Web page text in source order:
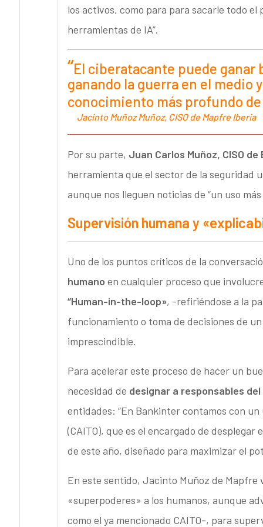
los activos, como para para sacarle todo
herramientas de IA”.
El ciberatacante puede ganar
ganando la guerra en el medio
conocimiento más profundo
Jacinto Muñoz Muñoz, CISO de Mapfre Iberia
Por su parte, Juan Carlos Muñoz, CISO
herramienta que el sector de la seguridad
aunque nos lleguen noticias de “un uso
Supervisión humana y
Uno de los puntos críticos de la
humano en cualquier proceso que
“Human-in-the-loop», -refiriéndose a la
funcionamiento o toma de decisiones de
imprescindible.
Para acelerar este proceso de hacer un
necesidad de designar a responsables
entidades: “En Bankinter contamos con
(CAITO), que es el encargado de
de este año, diseñado para maximizar el
En este sentido, Jacinto Muñoz de Mapfre
«superpoderes» a los humanos, aunque
como el ya mencionado CAITO-, para